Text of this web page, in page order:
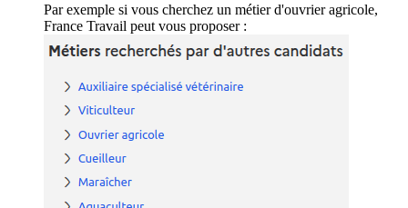
Par exemple si vous cherchez un métier d'ouvrier agricole,
France Travail peut vous proposer :